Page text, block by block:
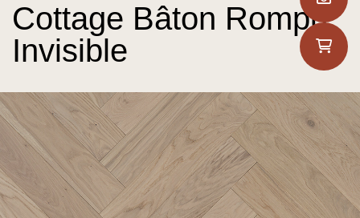
Cottage Bâton Rompu
Invisible